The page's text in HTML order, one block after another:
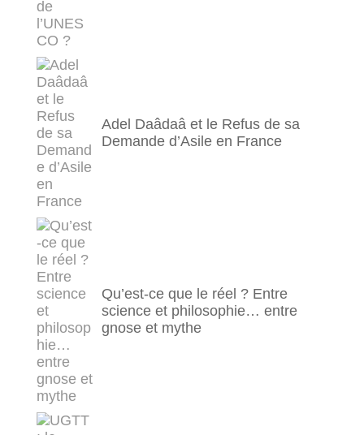
Adel Daâdaâ et le Refus de sa
Demande d’Asile en France
Qu’est-ce que le réel ? Entre
science et philosophie… entre
gnose et mythe